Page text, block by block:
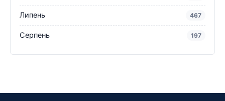
Липень 467
Серпень 197